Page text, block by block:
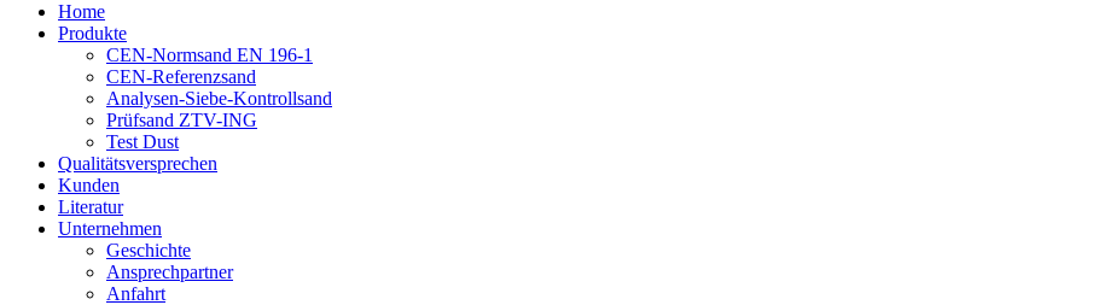
Home
Produkte
CEN-Normsand EN 196-1
CEN-Referenzsand
Analysen-Siebe-Kontrollsand
Prüfsand ZTV-ING
Test Dust
Qualitätsversprechen
Kunden
Literatur
Unternehmen
Geschichte
Ansprechpartner
Anfahrt